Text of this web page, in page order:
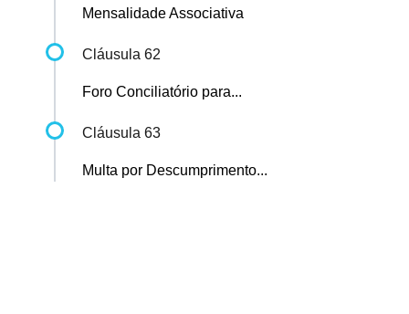
Mensalidade Associativa
Cláusula 62
Foro Conciliatório para...
Cláusula 63
Multa por Descumprimento...